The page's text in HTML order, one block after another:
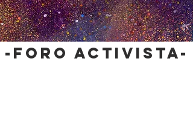
-foro activista-